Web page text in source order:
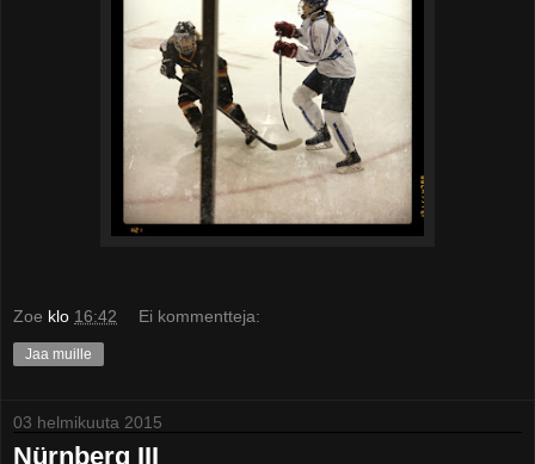
Zoe klo 16:42 Ei kommentteja:
Jaa muille
03 helmikuuta 2015
Nürnberg III